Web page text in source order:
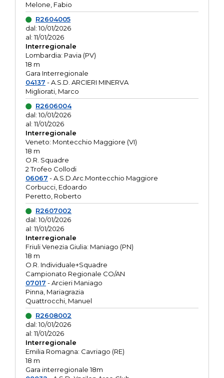
Melone, Fabio
R2604005
dal: 10/01/2026
al: 11/01/2026
Interregionale
Lombardia: Pavia (PV)
18 m
Gara Interregionale
04137 - A.S.D. ARCIERI MINERVA
Migliorati, Marco
R2606004
dal: 10/01/2026
al: 11/01/2026
Interregionale
Veneto: Montecchio Maggiore (VI)
18 m
O.R. Squadre
2 Trofeo Collodi
06067 - A.S.D.Arc.Montecchio Maggiore
Corbucci, Edoardo
Peretto, Roberto
R2607002
dal: 10/01/2026
al: 11/01/2026
Interregionale
Friuli Venezia Giulia: Maniago (PN)
18 m
O.R. Individuale+Squadre
Campionato Regionale CO/AN
07017 - Arcieri Maniago
Pinna, Mariagrazia
Quattrocchi, Manuel
R2608002
dal: 10/01/2026
al: 11/01/2026
Interregionale
Emilia Romagna: Cavriago (RE)
18 m
Gara interregionale 18m